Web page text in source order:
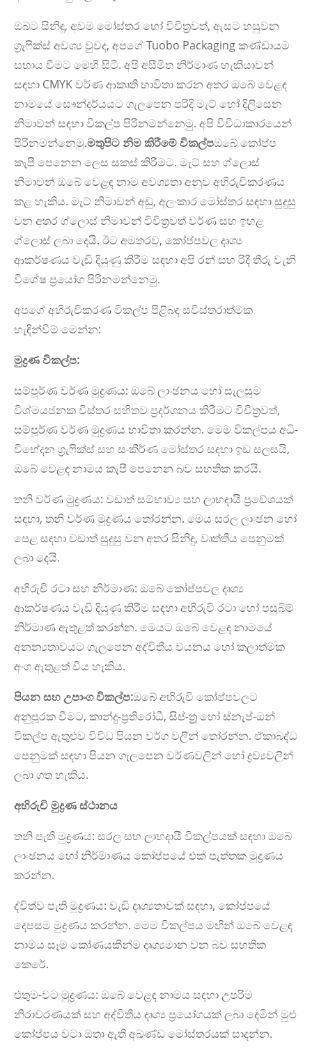
ඔබට සිනිඳු, අවම මෝස්තර හෝ විචිත්‍රවත්, ඇසට හසුවන
ග්‍රැෆික්ස් අවශ්‍ය වුවද, අපගේ Tuobo Packaging කණ්ඩායම
සහාය වීමට මෙහි සිටී. අපි අසීමිත නිර්මාණ හැකියාවන්
සඳහා CMYK වර්ණ ආකෘති භාවිතා කරන අතර ඔබේ වෙළඳ
නාමයේ සෞන්දර්යයට ගැලපෙන පරිදි මැට් හෝ දිලිසෙන
නිමාවන් සඳහා විකල්ප පිරිනමන්නෙමු. අපි විවිධාකාරයෙන්
පිරිනමන්නෙමු.මතුපිට නිම කිරීමේ විකල්පඔබේ කෝප්ප
කැපී පෙනෙන ලෙස සකස් කිරීමට. මැට් සහ ග්ලොස්
නිමාවන් ඔබේ වෙළඳ නාම අවශ්‍යතා අනුව අභිරුචිකරණය
කළ හැකිය. මැට් නිමාවන් අඩු, අලංකාර මෝස්තර සඳහා සුදුසු
වන අතර ග්ලොස් නිමාවන් විචිත්‍රවත් වර්ණ සහ ඉහළ
ග්ලොස් ලබා දෙයි. ඊට අමතරව, කෝප්පවල දෘශ්‍ය
ආකර්ෂණය වැඩි දියුණු කිරීම සඳහා අපි රන් සහ රිදී තීරු වැනි
විශේෂ ප්‍රයෝග පිරිනමන්නෙමු.
අපගේ අභිරුචිකරණ විකල්ප පිළිබඳ සවිස්තරාත්මක
හැඳින්වීම් මෙන්න:
මුද්‍රණ විකල්ප:
සම්පූර්ණ වර්ණ මුද්‍රණය: ඔබේ ලාංඡනය හෝ සැලසුම
විශ්මයජනක විස්තර සහිතව ප්‍රදර්ශනය කිරීමට විචිත්‍රවත්,
සම්පූර්ණ වර්ණ මුද්‍රණය භාවිතා කරන්න. මෙම විකල්පය අධි-
විභේදන ග්‍රැෆික්ස් සහ සංකීර්ණ මෝස්තර සඳහා ඉඩ සලසයි,
ඔබේ වෙළඳ නාමය කැපී පෙනෙන බව සහතික කරයි.
තනි වර්ණ මුද්‍රණය: වඩාත් සම්භාව්‍ය සහ ලාභදායී ප්‍රවේශයක්
සඳහා, තනි වර්ණ මුද්‍රණය තෝරන්න. මෙය සරල ලාංඡන හෝ
පෙළ සඳහා වඩාත් සුදුසු වන අතර සිනිඳු, වෘත්තීය පෙනුමක්
ලබා දෙයි.
අභිරුචි රටා සහ නිර්මාණ: ඔබේ කෝප්පවල දෘශ්‍ය
ආකර්ෂණය වැඩි දියුණු කිරීම සඳහා අභිරුචි රටා හෝ පසුබිම්
නිර්මාණ ඇතුළත් කරන්න. මෙයට ඔබේ වෙළඳ නාමයේ
අනන්‍යතාවයට ගැලපෙන අද්විතීය වයනය හෝ කලාත්මක
අංග ඇතුළත් විය හැකිය.
පියන සහ උපාංග විකල්ප:ඔබේ අභිරුචි කෝප්පවලට
අනුපූරක වීමට, කාන්දු-ප්‍රතිරෝධී, සිප්-ත්‍රූ හෝ ස්නැප්-ඔන්
විකල්ප ඇතුළුව විවිධ පියන වර්ග වලින් තෝරන්න. ඒකාබද්ධ
පෙනුමක් සඳහා පියන ගැලපෙන වර්ණවලින් හෝ ද්‍රව්‍යවලින්
ලබා ගත හැකිය.
අභිරුචි මුද්‍රණ ස්ථානය
තනි පැති මුද්‍රණය: සරල සහ ලාභදායී විකල්පයක් සඳහා ඔබේ
ලාංඡනය හෝ නිර්මාණය කෝප්පයේ එක් පැත්තක මුද්‍රණය
කරන්න.
ද්විත්ව පැති මුද්‍රණය: වැඩි දෘශ්‍යතාවක් සඳහා, කෝප්පයේ
දෙපසම මුද්‍රණය කරන්න. මෙම විකල්පය මඟින් ඔබේ වෙළඳ
නාමය සෑම කෝණයකින්ම දෘශ්‍යමාන වන බව සහතික
කෙරේ.
එතුම-වට මුද්‍රණය: ඔබේ වෙළඳ නාමය සඳහා උපරිම
නිරාවරණයක් සහ අද්විතීය දෘශ්‍ය ප්‍රයෝගයක් ලබා දෙමින් මුළු
කෝප්පය වටා ඔතා ඇති අඛණ්ඩ මෝස්තරයක් සාදන්න.